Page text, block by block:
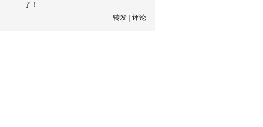
了！
转发
评论